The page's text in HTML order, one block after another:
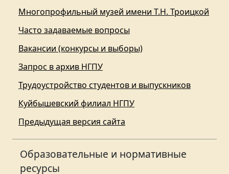
Многопрофильный музей имени Т.Н. Троицкой
Часто задаваемые вопросы
Вакансии (конкурсы и выборы)
Запрос в архив НГПУ
Трудоустройство студентов и выпускников
Куйбышевский филиал НГПУ
Предыдущая версия сайта
Образовательные и нормативные
ресурсы